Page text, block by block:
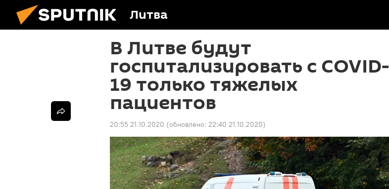
Литва
В Литве будут
госпитализировать с COVID-
19 только тяжелых
пациентов
20:55 21.10.2020 (обновлено: 22:40 21.10.2020)